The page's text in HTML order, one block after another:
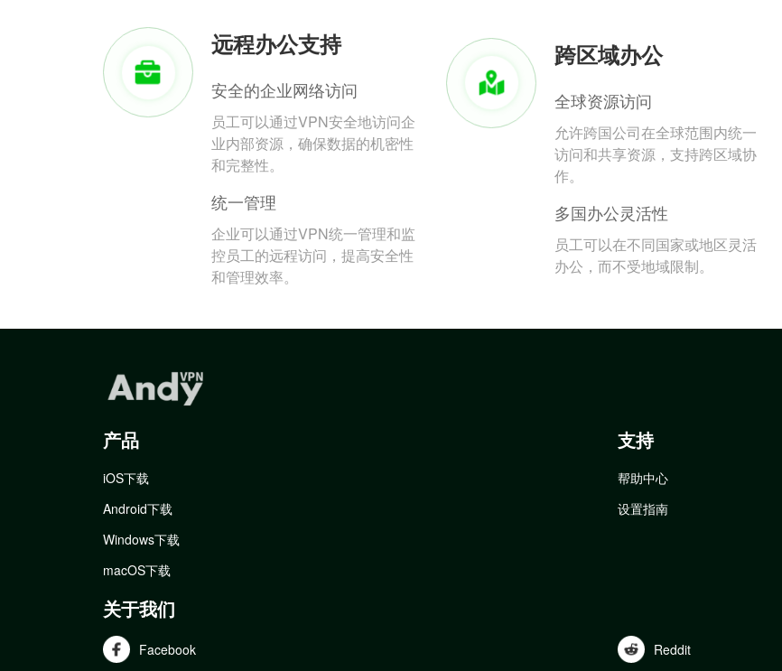
远程办公支持
安全的企业网络访问
员工可以通过VPN安全地访问企
业内部资源，确保数据的机密性
和完整性。
统一管理
企业可以通过VPN统一管理和监
控员工的远程访问，提高安全性
和管理效率。
跨区域办公
全球资源访问
允许跨国公司在全球范围内统一
访问和共享资源，支持跨区域协
作。
多国办公灵活性
员工可以在不同国家或地区灵活
办公，而不受地域限制。
产品
iOS下载
Android下载
Windows下载
macOS下载
支持
帮助中心
设置指南
关于我们
Facebook Reddit